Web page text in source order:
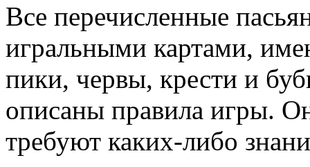
Все перечисленные
игральными картами,
пики, червы, крести и
описаны правила игры.
требуют каких-либо